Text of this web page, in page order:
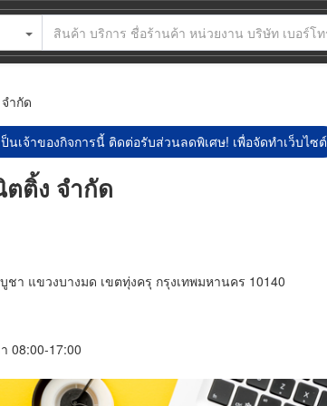
ำกัด
นเจ้าของกิจการนี้ ติดต่อรับส่วนลดพิเศษ! เพื่อจัดทำเว็บไซต์
ตติ้ง จำกัด
ชา แขวงบางมด เขตทุ่งครุ กรุงเทพมหานคร 10140
08:00-17:00